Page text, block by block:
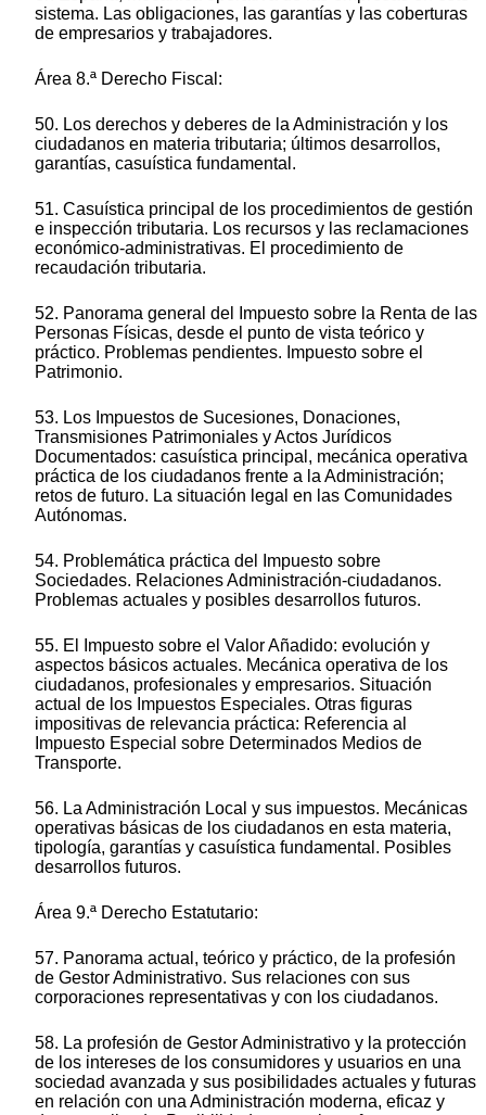
sistema. Las obligaciones, las garantías y las coberturas
de empresarios y trabajadores.
Área 8.ª Derecho Fiscal:
50. Los derechos y deberes de la Administración y los
ciudadanos en materia tributaria; últimos desarrollos,
garantías, casuística fundamental.
51. Casuística principal de los procedimientos de gestión
e inspección tributaria. Los recursos y las reclamaciones
económico-administrativas. El procedimiento de
recaudación tributaria.
52. Panorama general del Impuesto sobre la Renta de las
Personas Físicas, desde el punto de vista teórico y
práctico. Problemas pendientes. Impuesto sobre el
Patrimonio.
53. Los Impuestos de Sucesiones, Donaciones,
Transmisiones Patrimoniales y Actos Jurídicos
Documentados: casuística principal, mecánica operativa
práctica de los ciudadanos frente a la Administración;
retos de futuro. La situación legal en las Comunidades
Autónomas.
54. Problemática práctica del Impuesto sobre
Sociedades. Relaciones Administración-ciudadanos.
Problemas actuales y posibles desarrollos futuros.
55. El Impuesto sobre el Valor Añadido: evolución y
aspectos básicos actuales. Mecánica operativa de los
ciudadanos, profesionales y empresarios. Situación
actual de los Impuestos Especiales. Otras figuras
impositivas de relevancia práctica: Referencia al
Impuesto Especial sobre Determinados Medios de
Transporte.
56. La Administración Local y sus impuestos. Mecánicas
operativas básicas de los ciudadanos en esta materia,
tipología, garantías y casuística fundamental. Posibles
desarrollos futuros.
Área 9.ª Derecho Estatutario:
57. Panorama actual, teórico y práctico, de la profesión
de Gestor Administrativo. Sus relaciones con sus
corporaciones representativas y con los ciudadanos.
58. La profesión de Gestor Administrativo y la protección
de los intereses de los consumidores y usuarios en una
sociedad avanzada y sus posibilidades actuales y futuras
en relación con una Administración moderna, eficaz y